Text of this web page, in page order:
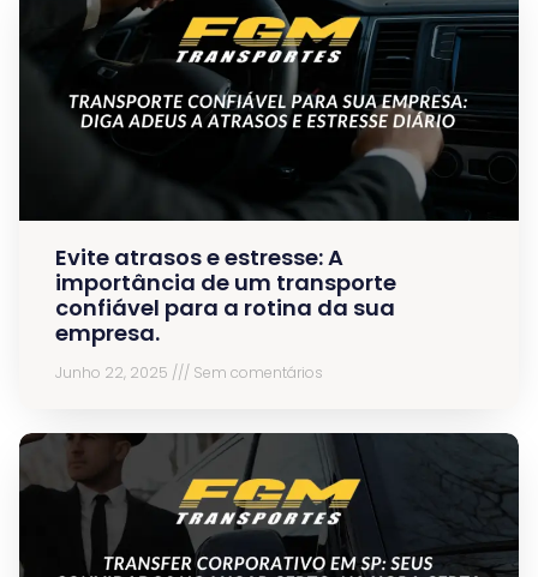
Evite atrasos e estresse: A
importância de um transporte
confiável para a rotina da sua
empresa.
Junho 22, 2025 Sem comentários